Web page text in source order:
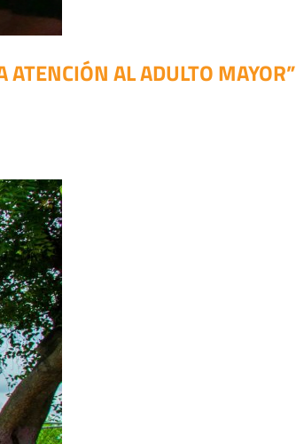
AL ADULTO MAYOR”